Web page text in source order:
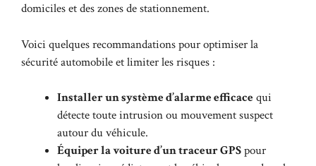
domiciles et des zones de stationnement.
Voici quelques recommandations pour optimiser la
sécurité automobile et limiter les risques :
Installer un système d’alarme efficacequi
détecte toute intrusion ou mouvement suspect
autour du véhicule.
Équiper la voiture d’un traceur GPSpour